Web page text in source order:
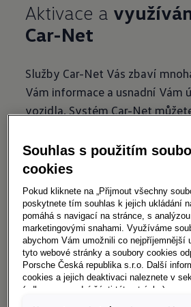
Aktivace a
Car-Net
Služby Car-Net Vás zbaví
Vám informace a usnadní Vám
vozidla. Systém Car-Net
ve vozidle. Zde najdete
aktivovat služby Car-Net:
Aktivace služeb Car-Net
Aktivace služeb Car-Net ve
Aby bylo možné využívat
být splněny některé
paketu služeb Guide & Inform
kompatibilní navigační systém
Souhlas s použitím
cookies
Pokud kliknete na „Přijmout všechny
poskytnete tím souhlas k jejich ukládání
pomáhá s navigací na stránce, s
marketingovými snahami. Využíváme
abychom Vám umožnili co nejpříjemnější
tyto webové stránky a soubory cookies
Porsche Česká republika s.r.o. Další
cookies a jejich deaktivaci naleznete v
(odkaz ve spodní části této stránky).